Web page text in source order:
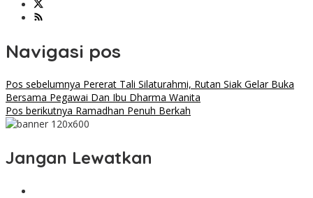
Navigasi pos
Pos sebelumnya Pererat Tali Silaturahmi, Rutan Siak Gelar Buka
Bersama Pegawai Dan Ibu Dharma Wanita
Pos berikutnya Ramadhan Penuh Berkah
Jangan Lewatkan